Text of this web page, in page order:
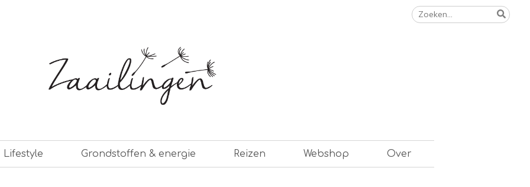
Zoeken
naar:
Lifestyle Grondstoffen & energie Reizen Webshop Over